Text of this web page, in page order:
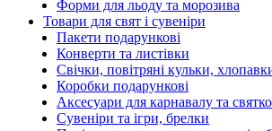
Форми для льоду та морозива
Товари для свят і сувеніри
Пакети подарункові
Конверти та листівки
Свічки, повітряні кульки,
Коробки подарункові
Аксесуари для карнавалу та
Сувеніри та ігри, брелки